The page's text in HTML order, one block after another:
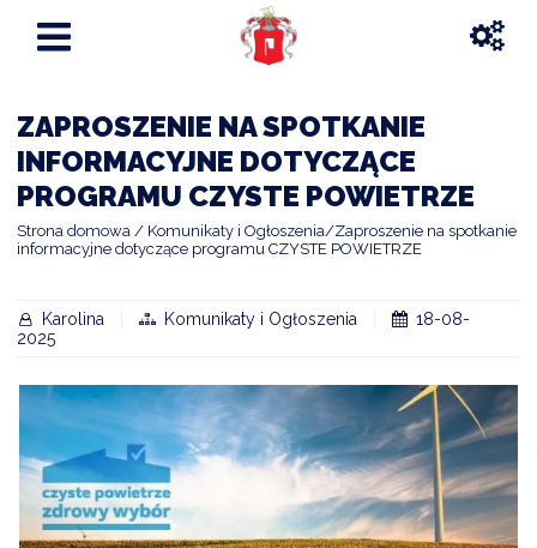
ZAPROSZENIE NA SPOTKANIE
INFORMACYJNE DOTYCZĄCE
PROGRAMU CZYSTE POWIETRZE
Strona domowa Komunikaty i Ogłoszenia
Zaproszenie na spotkanie
informacyjne dotyczące programu CZYSTE POWIETRZE
Karolina Komunikaty i Ogłoszenia
18-08-
2025